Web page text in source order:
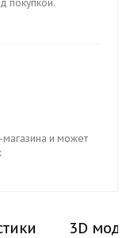
покупкой.
магазина и может
3D